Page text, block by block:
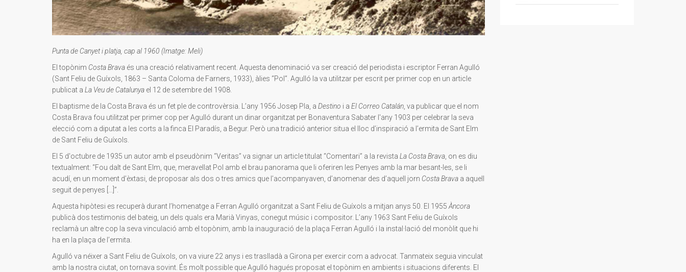
Punta de Canyet i platja, cap al 1960 (Imatge: Meli)
El topònim Costa Brava és una creació relativament recent. Aquesta denominació va ser creació del periodista i escriptor Ferran Agulló
(Sant Feliu de Guíxols, 1863 – Santa Coloma de Farners, 1933), àlies “Pol”. Agulló la va utilitzar per escrit per primer cop en un article
publicat a La Veu de Catalunya el 12 de setembre del 1908.
El baptisme de la Costa Brava és un fet ple de controvèrsia. L’any 1956 Josep Pla, a Destino i a El Correo Catalán , va publicar que el nom
Costa Brava fou utilitzat per primer cop per Agulló durant un dinar organitzat per Bonaventura Sabater l'any 1903 per celebrar la seva
elecció com a diputat a les corts a la finca El Paradís, a Begur. Però una tradició anterior situa el lloc d’inspiració a l’ermita de Sant Elm
de Sant Feliu de Guíxols.
El 5 d'octubre de 1935 un autor amb el pseudònim “Veritas” va signar un article titulat “Comentari” a la revista La Costa Brava , on es diu
textualment: “Fou dalt de Sant Elm, que, meravellat Pol amb el brau panorama que li oferiren les Penyes amb la mar besant-les, se li
acudí, en un moment d’èxtasi, de proposar als dos o tres amics que l’acompanyaven, d’anomenar des d’aquell jorn Costa Brava a aquell
seguit de penyes [...]”.
Aquesta hipòtesi es recuperà durant l’homenatge a Ferran Agulló organitzat a Sant Feliu de Guíxols a mitjan anys 50. El 1955 Àncora
publicà dos testimonis del bateig, un dels quals era Marià Vinyas, conegut músic i compositor. L’any 1963 Sant Feliu de Guíxols
reclamà un altre cop la seva vinculació amb el topònim, amb la inauguració de la plaça Ferran Agulló i la instal·lació del monòlit que hi
ha en la plaça de l’ermita.
Agulló va néixer a Sant Feliu de Guíxols, on va viure 22 anys i es traslladà a Girona per exercir com a advocat. Tanmateix seguia vinculat
amb la nostra ciutat, on tornava sovint. És molt possible que Agulló hagués proposat el topònim en ambients i situacions diferents. El